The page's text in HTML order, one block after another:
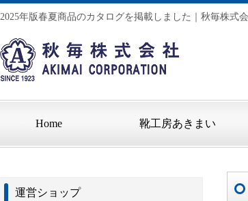
2025年版春夏商品のカタログを掲載しました｜秋毎株式
Home 靴工房あきまい
運営ショップ